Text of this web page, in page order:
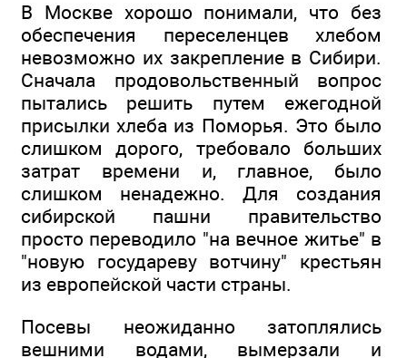
В Москве хорошо понимали, что без
обеспечения переселенцев хлебом
невозможно их закрепление в Сибири.
Сначала продовольственный вопрос
пытались решить путем ежегодной
присылки хлеба из Поморья. Это было
слишком дорого, требовало больших
затрат времени и, главное, было
слишком ненадежно. Для создания
сибирской пашни правительство
просто переводило "на вечное житье" в
"новую государеву вотчину" крестьян
из европейской части страны.
Посевы неожиданно затоплялись
вешними водами, вымерзали и